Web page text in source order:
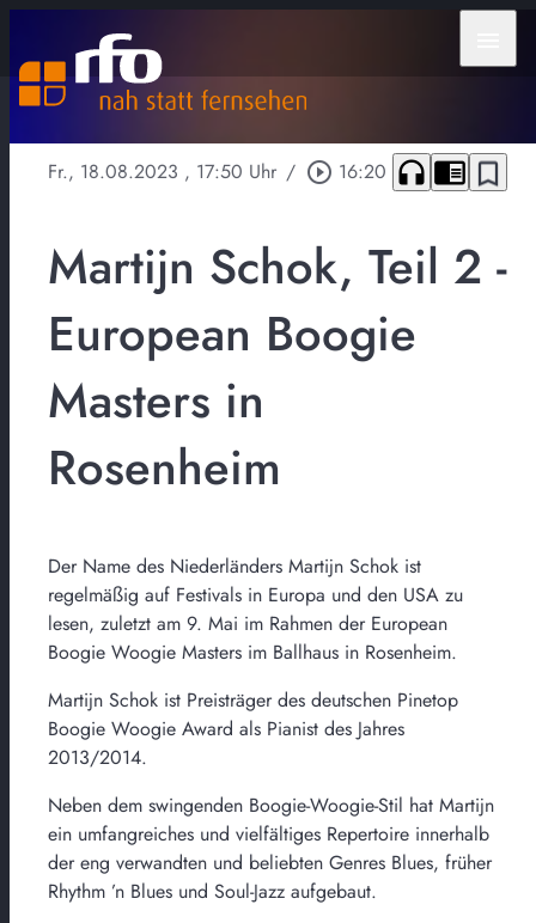
Fr., 18.08.2023 , 17:50 Uhr / play_circle_outline 16:20 headphones chrome_reader_mode bookmark_border
Martijn Schok, Teil 2 -
European Boogie
Masters in
Rosenheim
Der Name des Niederländers Martijn Schok ist
regelmäßig auf Festivals in Europa und den USA zu
lesen, zuletzt am 9. Mai im Rahmen der European
Boogie Woogie Masters im Ballhaus in Rosenheim.
Martijn Schok ist Preisträger des deutschen Pinetop
Boogie Woogie Award als Pianist des Jahres
2013/2014.
Neben dem swingenden Boogie-Woogie-Stil hat Martijn
ein umfangreiches und vielfältiges Repertoire innerhalb
der eng verwandten und beliebten Genres Blues, früher
Rhythm ’n Blues und Soul-Jazz aufgebaut.